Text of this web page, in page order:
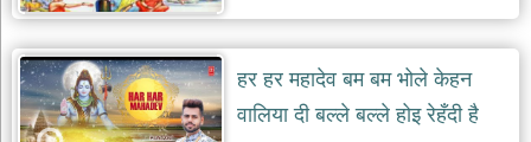
हर हर महादेव बम बम भोले केहन
वालिया दी बल्ले बल्ले होइ रेहँदी है